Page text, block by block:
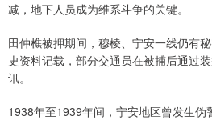
减，地下人员成为维系斗争的关键。
田仲樵被押期间，穆棱、宁安一线仍有
史资料记载，部分交通员在被捕后通过
讯。
1938年至1939年间，宁安地区曾发生伪